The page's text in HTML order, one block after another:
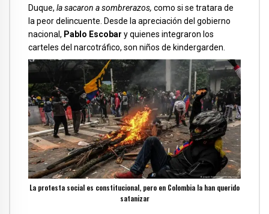
Duque, la sacaron a sombrerazos, como si se tratara de
la peor delincuente. Desde la apreciación del gobierno
nacional, Pablo Escobar y quienes integraron los
carteles del narcotráfico, son niños de kindergarden.
La protesta social es constitucional, pero en Colombia la han querido
satanizar